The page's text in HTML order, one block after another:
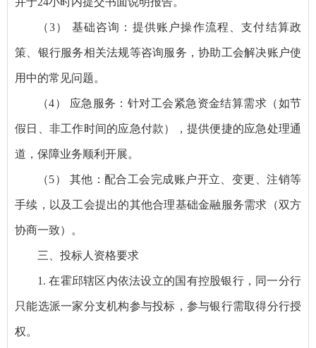
（3） 基础咨询：提供账户操作流程、支付结算政
策、银行服务相关法规等咨询服务，协助工会解决账户使
用中的常见问题。
（4） 应急服务：针对工会紧急资金结算需求（如节
假日、非工作时间的应急付款），提供便捷的应急处理通
道，保障业务顺利开展。
（5） 其他：配合工会完成账户开立、变更、注销等
手续，以及工会提出的其他合理基础金融服务需求（双方
协商一致）。
三、投标人资格要求
1. 在霍邱辖区内依法设立的国有控股银行，同一分行
只能选派一家分支机构参与投标，参与银行需取得分行授
权。